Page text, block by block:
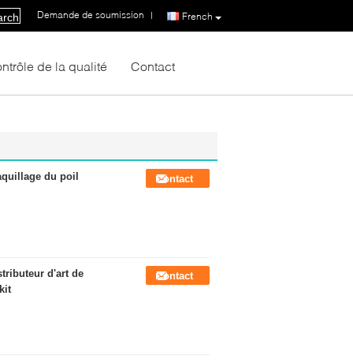
French
Demande de soumission |
de la qualité Contact
du poil
Contact
d'art de
Contact